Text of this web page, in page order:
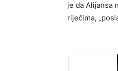
je da Alijansa
riječima,